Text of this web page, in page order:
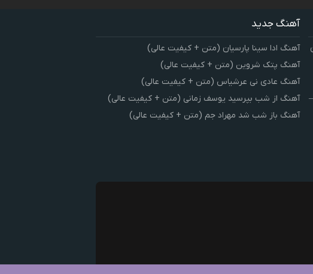
آهنگ جدید
آهنگ ادا سینا پارسیان (متن + کیفیت عالی)
آهنگ پتک شروین (متن + کیفیت عالی)
آهنگ عادی نی عرشیاس (متن + کیفیت عالی)
آهنگ از شب بپرسید یوسف زمانی (متن + کیفیت عالی)
آهنگ باز شب شد مهراد جم (متن + کیفیت عالی)